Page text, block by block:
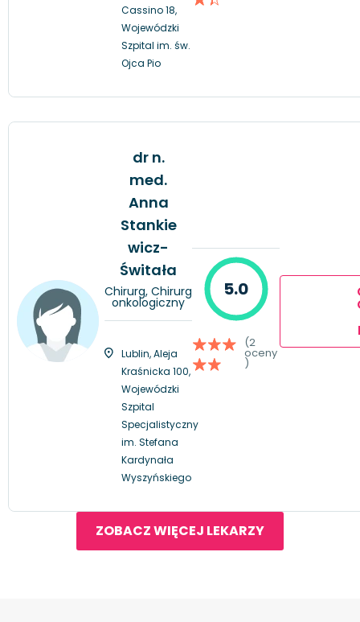
Cassino 18,
Wojewódzki
Szpital im. św.
Ojca Pio
dr n.
med.
Anna
Stankie
wicz-
Świtała
Chirurg, Chirurg
onkologiczny
Lublin, Aleja
Kraśnicka 100,
Wojewódzki
Szpital
Specjalistyczny
im. Stefana
Kardynała
Wyszyńskiego
5.0
(2
oceny
)
ZOBACZ WIĘCEJ LEKARZY